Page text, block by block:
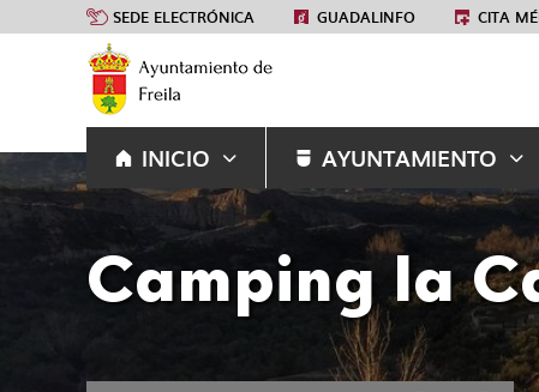
SEDE ELECTRÓNICA GUADALINFO CITA
INICIO AYUNTAMIENTO
Camping la